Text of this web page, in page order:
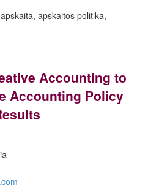
apskaitos politika,
Accounting to
Accounting Policy